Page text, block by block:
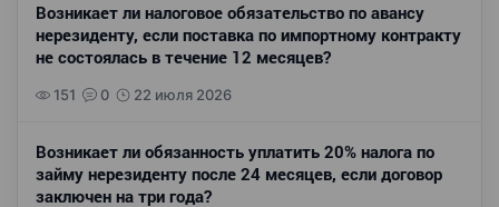
Возникает ли налоговое обязательство по авансу
нерезиденту, если поставка по импортному контракту
не состоялась в течение 12 месяцев?
151 0 22 июля 2026
Возникает ли обязанность уплатить 20% налога по
займу нерезиденту после 24 месяцев, если договор
заключен на три года?